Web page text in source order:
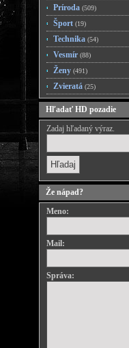
Príroda (509)
Šport (19)
Technika (54)
Vesmír (88)
Ženy (491)
Zvieratá (25)
Hľadať HD pozadie
Zadaj hľadaný výraz.
Že nápad?
Meno:
Mail:
Správa: